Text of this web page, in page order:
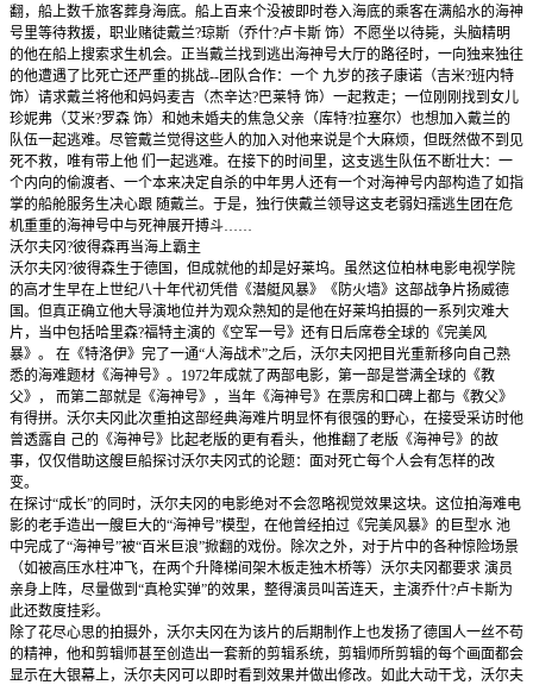
翻，船上数千旅客葬身海底。船上百来个没被即时卷入海底的乘客在满船水的海神
号里等待救援，职业赌徒戴兰?琼斯（乔什?卢卡斯 饰）不愿坐以待毙，头脑精明
的他在船上搜索求生机会。正当戴兰找到逃出海神号大厅的路径时，一向独来独往
的他遭遇了比死亡还严重的挑战--团队合作：一个 九岁的孩子康诺（吉米?班内特
饰）请求戴兰将他和妈妈麦吉（杰辛达?巴莱特 饰）一起救走；一位刚刚找到女儿
珍妮弗（艾米?罗森 饰）和她未婚夫的焦急父亲（库特?拉塞尔）也想加入戴兰的
队伍一起逃难。尽管戴兰觉得这些人的加入对他来说是个大麻烦，但既然做不到见
死不救，唯有带上他 们一起逃难。在接下的时间里，这支逃生队伍不断壮大：一
个内向的偷渡者、一个本来决定自杀的中年男人还有一个对海神号内部构造了如指
掌的船舱服务生决心跟 随戴兰。于是，独行侠戴兰领导这支老弱妇孺逃生团在危
机重重的海神号中与死神展开搏斗……
沃尔夫冈?彼得森再当海上霸主
沃尔夫冈?彼得森生于德国，但成就他的却是好莱坞。虽然这位柏林电影电视学院
的高才生早在上世纪八十年代初凭借《潜艇风暴》《防火墙》这部战争片扬威德
国。但真正确立他大导演地位并为观众熟知的是他在好莱坞拍摄的一系列灾难大
片，当中包括哈里森?福特主演的《空军一号》还有日后席卷全球的《完美风
暴》。 在《特洛伊》完了一通“人海战术”之后，沃尔夫冈把目光重新移向自己熟
悉的海难题材《海神号》。1972年成就了两部电影，第一部是誉满全球的《教
父》， 而第二部就是《海神号》，当年《海神号》在票房和口碑上都与《教父》
有得拼。沃尔夫冈此次重拍这部经典海难片明显怀有很强的野心，在接受采访时他
曾透露自 己的《海神号》比起老版的更有看头，他推翻了老版《海神号》的故
事，仅仅借助这艘巨船探讨沃尔夫冈式的论题：面对死亡每个人会有怎样的改
变。
在探讨“成长”的同时，沃尔夫冈的电影绝对不会忽略视觉效果这块。这位拍海难电
影的老手造出一艘巨大的“海神号”模型，在他曾经拍过《完美风暴》的巨型水 池
中完成了“海神号”被“百米巨浪”掀翻的戏份。除次之外，对于片中的各种惊险场景
（如被高压水柱冲飞，在两个升降梯间架木板走独木桥等）沃尔夫冈都要求 演员
亲身上阵，尽量做到“真枪实弹”的效果，整得演员叫苦连天，主演乔什?卢卡斯为
此还数度挂彩。
除了花尽心思的拍摄外，沃尔夫冈在为该片的后期制作上也发扬了德国人一丝不苟
的精神，他和剪辑师甚至创造出一套新的剪辑系统，剪辑师所剪辑的每个画面都会
显示在大银幕上，沃尔夫冈可以即时看到效果并做出修改。如此大动干戈，沃尔夫